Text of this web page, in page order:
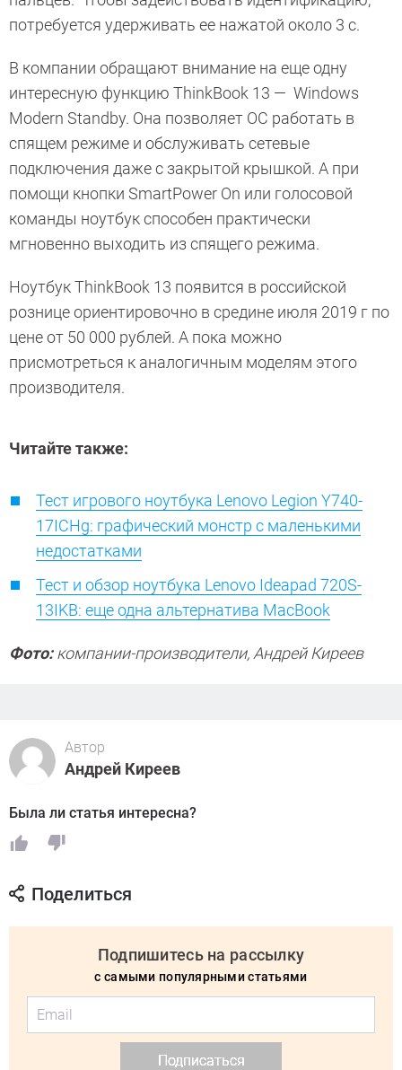
потребуется удерживать ее нажатой около 3 с.
В компании обращают внимание на еще одну
интересную функцию ThinkBook 13 — Windows
Modern Standby. Она позволяет ОС работать в
спящем режиме и обслуживать сетевые
подключения даже с закрытой крышкой. А при
помощи кнопки SmartPower On или голосовой
команды ноутбук способен практически
мгновенно выходить из спящего режима.
Ноутбук ThinkBook 13 появится в российской
рознице ориентировочно в средине июля 2019 г по
цене от 50 000 рублей. А пока можно
присмотреться к аналогичным моделям этого
производителя.
Читайте также:
Тест игрового ноутбука Lenovo Legion Y740-
17ICHg: графический монстр с маленькими
недостатками
Тест и обзор ноутбука Lenovo Ideapad 720S-
13IKB: еще одна альтернатива MacBook
Фото:компании-производители, Андрей Киреев
Автор
Андрей Киреев
Была ли статья интересна?
Поделиться
Подпишитесь на рассылку
с самыми популярными статьями
Подписаться